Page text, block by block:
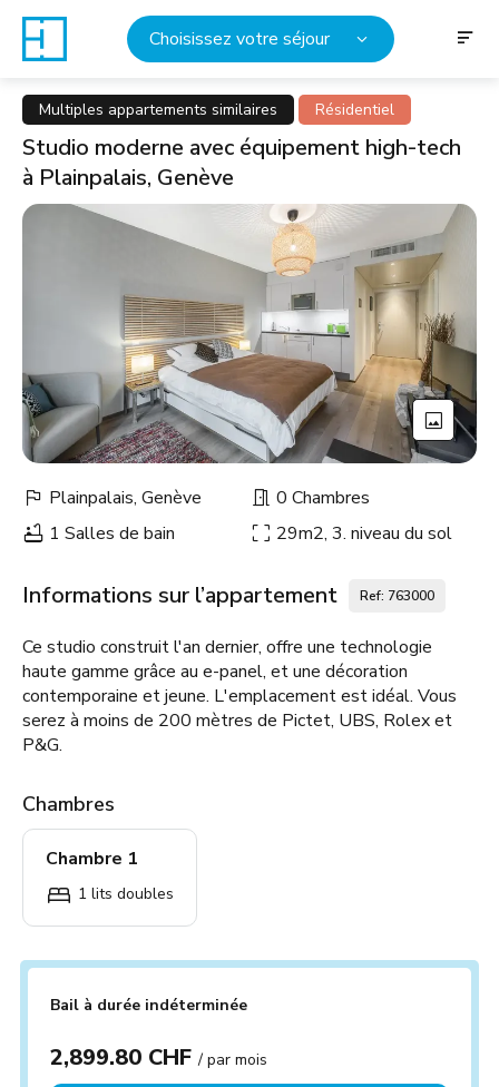
Choisissez votre séjour
Multiples appartements similaires Résidentiel
Studio moderne avec équipement high-tech
à Plainpalais, Genève
Plainpalais, Genève
0 Chambres
1 Salles de bain
29m2, 3. niveau du sol
Informations sur l’appartement Ref: 763000
Ce studio construit l'an dernier, offre une technologie
haute gamme grâce au e-panel, et une décoration
contemporaine et jeune. L'emplacement est idéal. Vous
serez à moins de 200 mètres de Pictet, UBS, Rolex et
P&G.
Chambres
Chambre 1
1 lits doubles
Bail à durée indéterminée
2,899.80 CHF/ par mois